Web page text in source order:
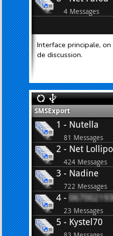
Interface principale,
de discussion.